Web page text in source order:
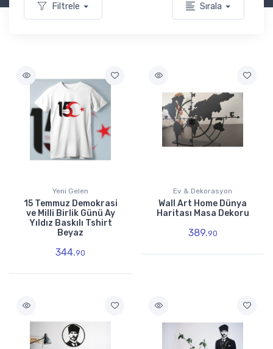
Filtrele Sırala
Yeni Gelen
15 Temmuz Demokrasi
ve Milli Birlik Günü Ay
Yıldız Baskılı Tshirt
Beyaz
344.90
Ev & Dekorasyon
Wall Art Home Dünya
Haritası Masa Dekoru
389.90